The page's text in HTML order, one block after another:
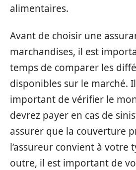
alimentaires.
Avant de choisir une
marchandises, il est
temps de comparer les
disponibles sur le marché.
important de vérifier le
devrez payer en cas de
assurer que la couverture
l’assureur convient à votre
outre, il est important de